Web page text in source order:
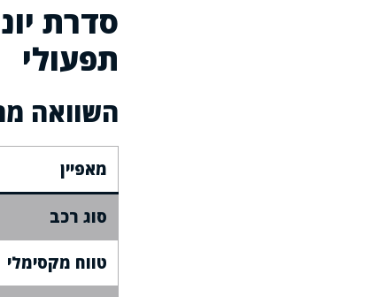
סדרת
תפעולי
השוואה מהירה –
מאפיין
סוג רכב
טווח מקסימלי